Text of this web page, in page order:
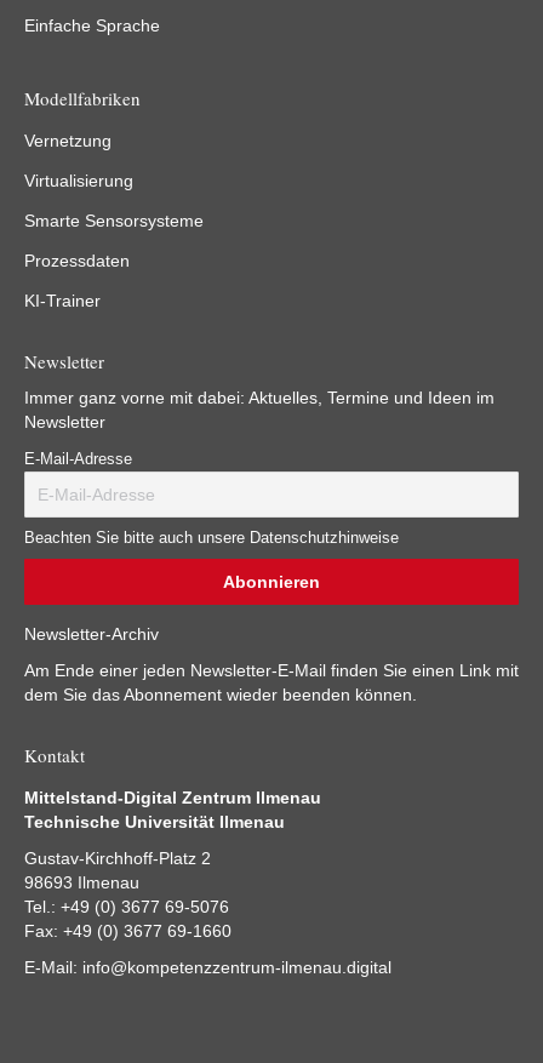
Einfache Sprache
Modellfabriken
Vernetzung
Virtualisierung
Smarte Sensorsysteme
Prozessdaten
KI-Trainer
Newsletter
Immer ganz vorne mit dabei: Aktuelles, Termine und Ideen im
Newsletter
E-Mail-Adresse
Beachten Sie bitte auch unsere Datenschutzhinweise
Newsletter-Archiv
Am Ende einer jeden Newsletter-E-Mail finden Sie einen Link mit
dem Sie das Abonnement wieder beenden können.
Kontakt
Mittelstand-Digital Zentrum Ilmenau
Technische Universität Ilmenau
Gustav-Kirchhoff-Platz 2
98693 Ilmenau
Tel.: +49 (0) 3677 69-5076
Fax: +49 (0) 3677 69-1660
E-Mail: info@kompetenzzentrum-ilmenau.digital